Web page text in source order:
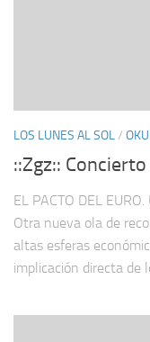
LOS LUNES AL SOL/
::Zgz::
EL PACTO DEL
Otra nueva ola de
altas esferas
implicación directa de